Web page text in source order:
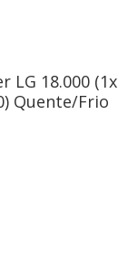
LG 18.000 (1x
Quente/Frio